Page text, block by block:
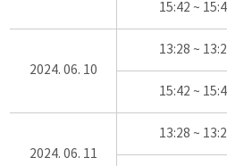
15:42 ~
2024. 06. 10
13:28 ~
15:42 ~
2024. 06. 11
13:28 ~